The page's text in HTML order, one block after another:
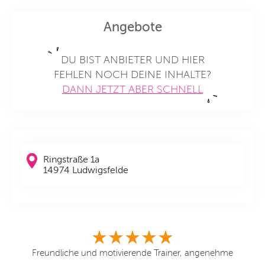
Angebote
DU BIST ANBIETER UND HIER
FEHLEN NOCH DEINE INHALTE?
DANN JETZT ABER SCHNELL
Ringstraße 1a
14974 Ludwigsfelde
Freundliche und motivierende Trainer, angenehme